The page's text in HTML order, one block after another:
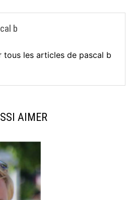
b
tous les articles de pascal b
AIMER